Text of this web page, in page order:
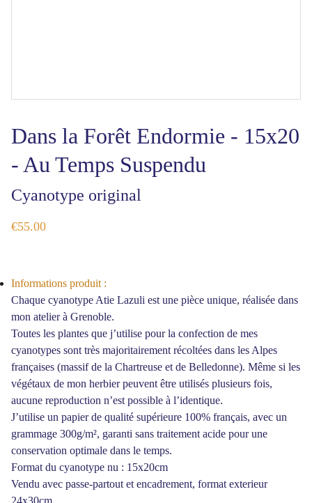
Dans la Forêt Endormie - 15x20
- Au Temps Suspendu
Cyanotype original
€55.00
Informations produit :
Chaque cyanotype Atie Lazuli est une pièce unique, réalisée dans
mon atelier à Grenoble.
Toutes les plantes que j’utilise pour la confection de mes
cyanotypes sont très majoritairement récoltées dans les Alpes
françaises (massif de la Chartreuse et de Belledonne). Même si les
végétaux de mon herbier peuvent être utilisés plusieurs fois,
aucune reproduction n’est possible à l’identique.
J’utilise un papier de qualité supérieure 100% français, avec un
grammage 300g/m², garanti sans traitement acide pour une
conservation optimale dans le temps.
Format du cyanotype nu : 15x20cm
Vendu avec passe-partout et encadrement, format exterieur
24x30cm